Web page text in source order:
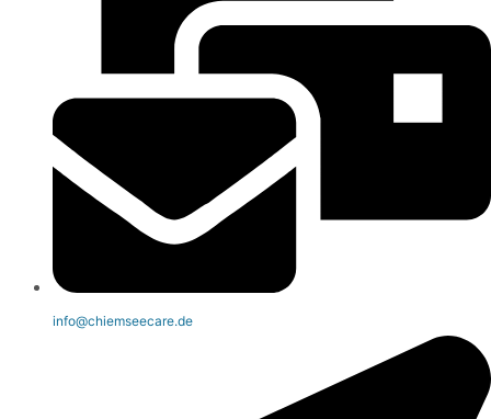
info@chiemseecare.de